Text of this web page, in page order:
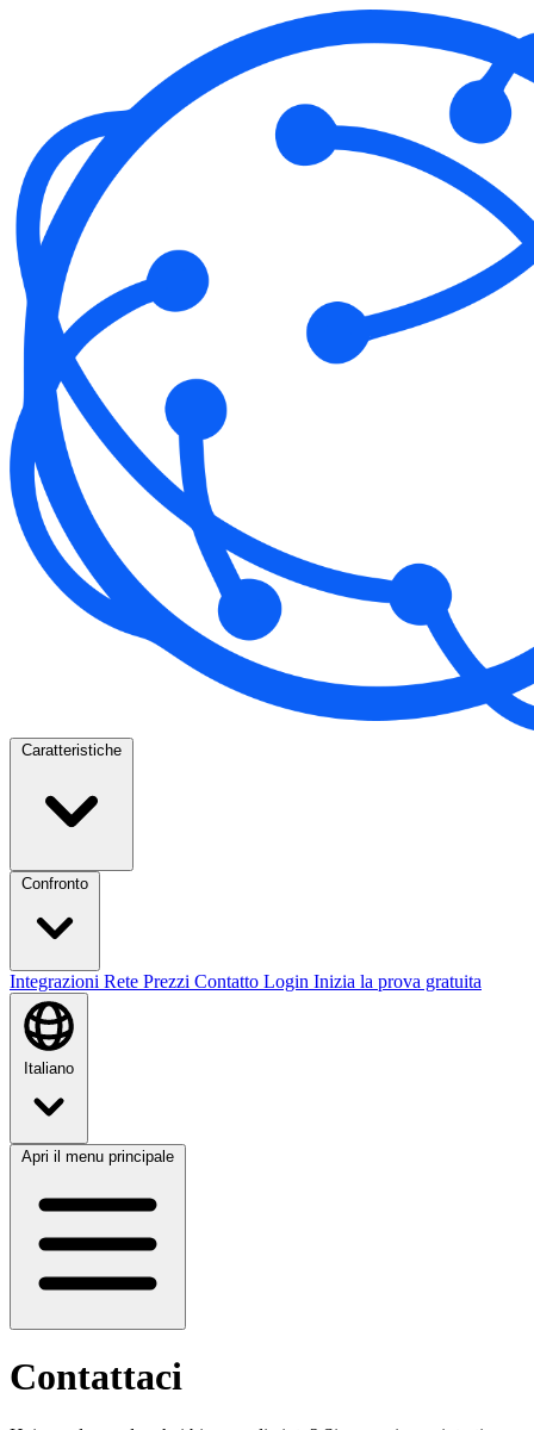
Caratteristiche
Confronto
Integrazioni Rete Prezzi Contatto Login Inizia la prova gratuita
Italiano
Apri il menu principale
Contattaci